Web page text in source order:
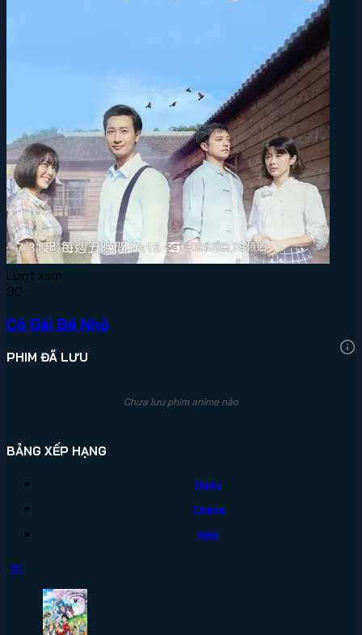
Lượt xem:
30
Cô Gái Bé Nhỏ
PHIM ĐÃ LƯU
Chưa lưu phim anime nào
BẢNG XẾP HẠNG
Ngày
Tháng
Năm
#1